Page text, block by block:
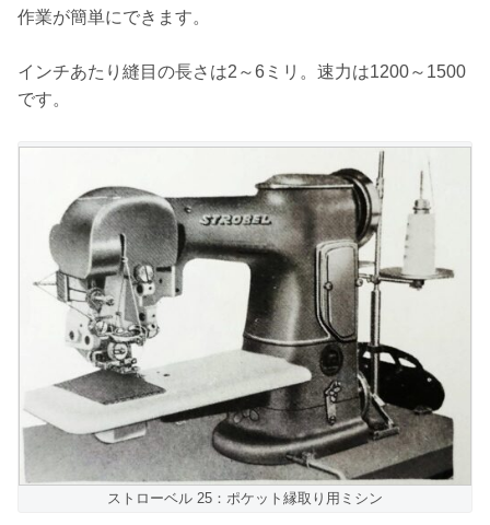
作業が簡単にできます。
インチあたり縫目の長さは2～6ミリ。速力は1200～1500
です。
ストローベル 25：ポケット縁取り用ミシン